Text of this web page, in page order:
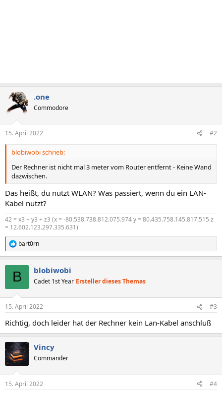
.one
Commodore
15. April 2022 #2
blobiwobi schrieb:
Der Rechner ist nicht mal 3 meter vom Router entfernt - Keine Wand
dazwischen.
Das heißt, du nutzt WLAN? Was passiert, wenn du ein LAN-
Kabel nutzt?
42 = x3 + y3 + z3 (x = -80.538.738.812.075.974 y = 80.435.758.145.817.515 z
= 12.602.123.297.335.631)
R
e
e
:
bart0rn
B blobiwobi
Cadet 1st Year Ersteller dieses Themas
15. April 2022 #3
Richtig, doch leider hat der Rechner kein Lan-Kabel anschluß
Vincy
Commander
15. April 2022 #4